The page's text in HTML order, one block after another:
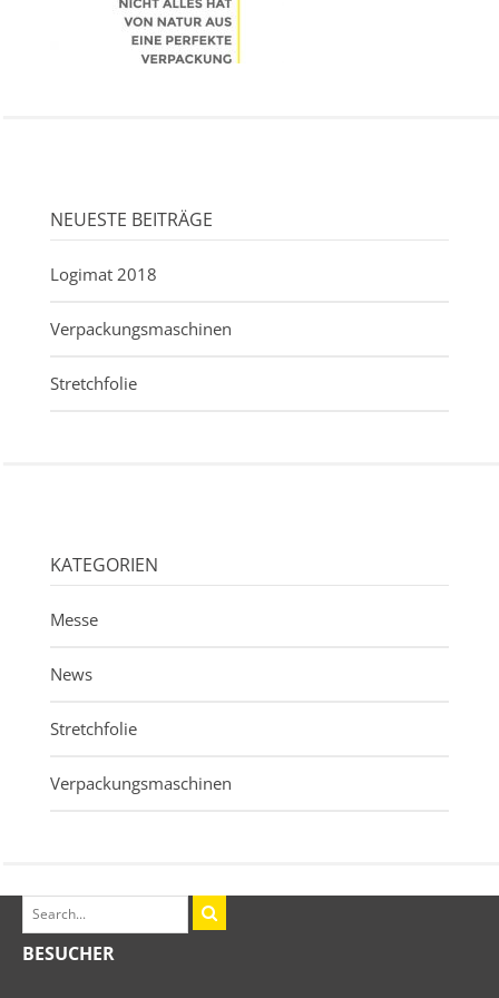
NEUESTE BEITRÄGE
Logimat 2018
Verpackungsmaschinen
Stretchfolie
KATEGORIEN
Messe
News
Stretchfolie
Verpackungsmaschinen
BESUCHER